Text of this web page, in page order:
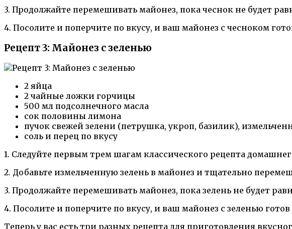
3. Продолжайте перемешивать майонез, пока чеснок не будет
4. Посолите и поперчите по вкусу, и ваш майонез с чесноком
Рецепт 3: Майонез с зеленью
2 яйца
2 чайные ложки горчицы
500 мл подсолнечного масла
сок половины лимона
пучок свежей зелени (петрушка, укроп, базилик),
соль и перец по вкусу
1. Следуйте первым трем шагам классического рецепта
2. Добавьте измельченную зелень в майонез и тщательно
3. Продолжайте перемешивать майонез, пока зелень не будет
4. Посолите и поперчите по вкусу, и ваш майонез с зеленью
Теперь у вас есть три разных рецепта для приготовления